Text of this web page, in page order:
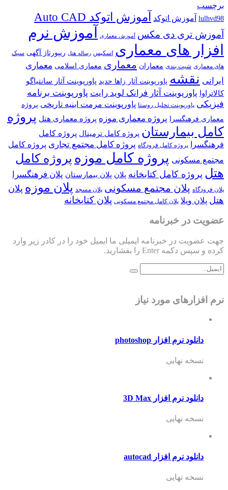
برچسب
lulhvd98 آموزش اتوکد آموزش اتوکد Auto CAD
آموزش تری دی مکس آموزش معماری
آموزش نرم
افزار های معماری اسکیس رساله هتل ریپورتاژ آگهی سبک
های معماری شیت بندی معماران معماری معماری اسلامی معماری
ایرانی نقشه پاورپوینت آثار زاها حدید پاورپوینت آثار سانتیاگو
کالاتراوا پاورپوینت آثار فرانک لوید رایت پاورپوینت برنامه
فیزیکی پاورپوینت تحلیل روستا پاورپوینت مرمت ابنیه تاریخی پروژه
معماری فرهنگسرا پروژه معماری موزه پروژه معماری هتل پروژه
کامل بیمارستان پروژه کامل ترمینال پروژه کامل
فرهنگسرا
پروژه کامل فرودگاه پروژه کامل مجتمع تجاری پروژه کامل
مجتمع مسکونی پروژه کامل موزه پروژه کامل
هتل پروژه کامل کتابخانه پلان پلان بیمارستان پلان فرهنگسرا
پلان فرودگاه پلان مجتمع مسکونی پلان مسجد پلان موزه پلان
هتل پلان ویلا پلان کامل مجتمع مسکونی پلان کتابخانه
عضویت در خبرنامه
جهت عضویت در خبرنامه ایمیلی ما ایمیل خود را در کادر زیر وارد
کرده و سپس دکمه Enter را بفشارید.
نرم افزارهای مورد نیاز
دانلود نرم افزار photoshop
نسخه نهایی
دانلود نرم افزار 3D Max
نسخه نهایی
دانلود نرم افزار autocad
نسخه نهایی